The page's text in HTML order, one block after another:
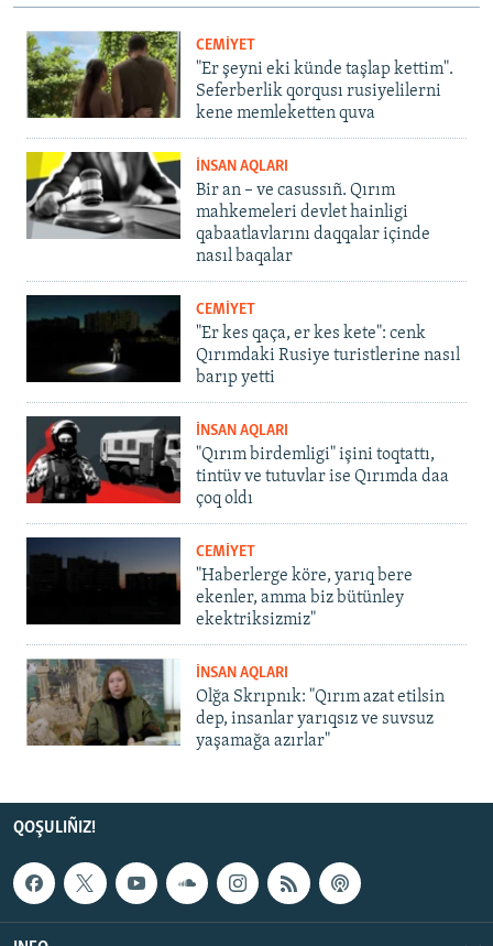
CEMİYET
"Er şeyni eki künde taşlap kettim".
Seferberlik qorqusı rusiyelilerni
kene memleketten quva
İNSAN AQLARI
Bir an – ve casussıñ. Qırım
mahkemeleri devlet hainligi
qabaatlavlarını daqqalar içinde
nasıl baqalar
CEMİYET
"Er kes qaça, er kes kete": cenk
Qırımdaki Rusiye turistlerine nasıl
barıp yetti
İNSAN AQLARI
"Qırım birdemligi" işini toqtattı,
tintüv ve tutuvlar ise Qırımda daa
çoq oldı
CEMİYET
"Haberlerge köre, yarıq bere
ekenler, amma biz bütünley
ekektriksizmiz"
İNSAN AQLARI
Olğa Skrıpnık: "Qırım azat etilsin
dep, insanlar yarıqsız ve suvsuz
yaşamağa azırlar"
QOŞULIÑIZ!